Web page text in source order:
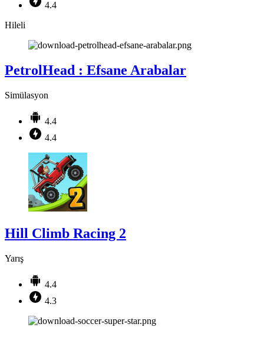
4.4
Hileli
PetrolHead : Efsane Arabalar
Simülasyon
4.4
4.4
Hill Climb Racing 2
Yarış
4.4
4.3